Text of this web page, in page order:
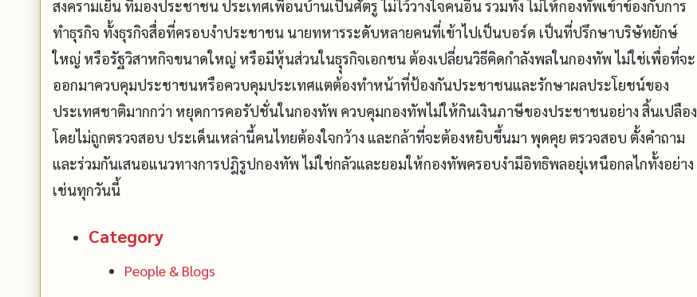
สงครามเย็น ที่มองประชาชน ประเทศเพื่อนบ้านเป็นศัตรู ไม่ไว้วางใจคนอื่น รวมทั้ง ไม่ให้กองทัพเข้าข้องกับการ
ทำธุรกิจ ทั้งธุรกิจสื่อที่ครอบงำประชาชน นายทหารระดับหลายคนที่เข้าไปเป็นบอร์ด เป็นที่ปรึกษาบริษัทยักษ์
ใหญ่ หรือรัฐวิสาหกิจขนาดใหญ่ หรือมีหุ้นส่วนในธุุรกิจเอกชน ต้องเปลี่ยนวิธีคิดกำลังพลในกองทัพ ไม่ใช่เพื่อที่จะ
ออกมาควบคุมประชาชนหรือคว­บคุมประเทศแตต้องทำหน้าที่ป้องกันประชาชนแ­ละรักษาผลประโยชน์ของ
ประเทศชาติมากกว่า หยุดการคอรัปชั่นในกองทัพ ควบคุมกองทัพไม่ให้กินเงินภาษีของประชาชนอ­ย่าง สิ้นเปลือง
โดยไม่ถูกตรวจสอบ ประเด็นเหล่านี้คนไทยต้องใจกว้าง และกล้าที่จะต้องหยิบขึ้นมา พุดคุย ตรวจสอบ ตั้งคำถาม
และร่วมกันเสนอแนวทางการปฎิรูปกองทัพ ไม่ใช่กลัวและยอมให้กองทัพครอบงำมีอิทธิพล­อยุ่เหนือกลไกทั้งอย่าง
เช่นทุกวันนี้
Category
People & Blogs